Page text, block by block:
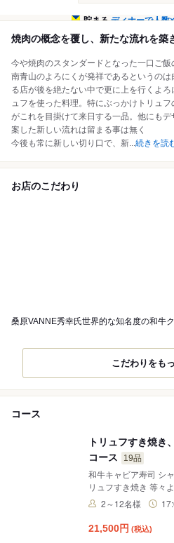
貯まるディナーで人数×
焼肉の概念を覆し、新たな流れを
今や焼肉のスタンダードとなった一口ご
南青山のよろにくが発祥であるというの
る店が後を絶たない中で更に上を行くよ
ュフを使った料理。特にぶっかけトリュ
がこれを目掛けて来日する一品。他にも
案した新しい流れは留まる事は無く
今後も常に新しい切り口で、新...続きを読
お店のこだわり
桑原VANNE秀幸氏世界的な知名度の和牛
こだわりをも
コース
トリュフすき焼き
コース
19品
和牛キャビア寿司 シャトーブリアンのロゼカツサンド ト
リュフすき焼き 等々よろにくの高級食材シリーズ 全部入
り！2～12名様
21,500円 (税込)